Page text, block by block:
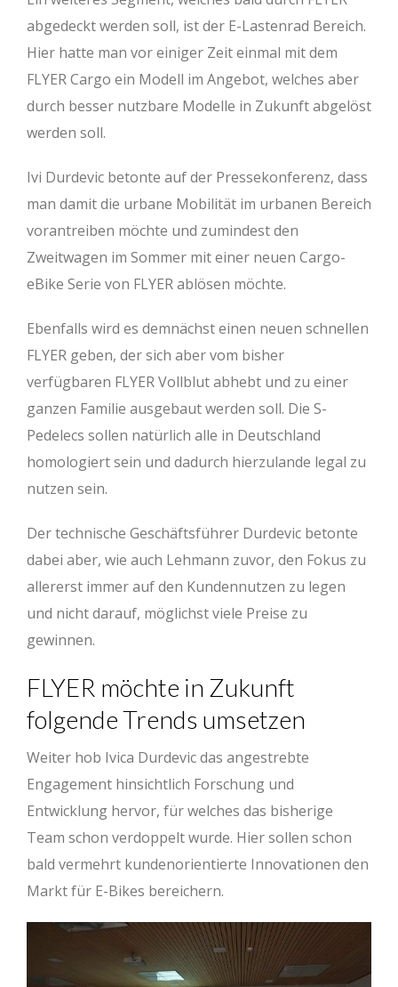
abgedeckt werden soll, ist der E-Lastenrad Bereich.
Hier hatte man vor einiger Zeit einmal mit dem
FLYER Cargo ein Modell im Angebot, welches aber
durch besser nutzbare Modelle in Zukunft abgelöst
werden soll.
Ivi Durdevic betonte auf der Pressekonferenz, dass
man damit die urbane Mobilität im urbanen Bereich
vorantreiben möchte und zumindest den
Zweitwagen im Sommer mit einer neuen Cargo-
eBike Serie von FLYER ablösen möchte.
Ebenfalls wird es demnächst einen neuen schnellen
FLYER geben, der sich aber vom bisher
verfügbaren FLYER Vollblut abhebt und zu einer
ganzen Familie ausgebaut werden soll. Die S-
Pedelecs sollen natürlich alle in Deutschland
homologiert sein und dadurch hierzulande legal zu
nutzen sein.
Der technische Geschäftsführer Durdevic betonte
dabei aber, wie auch Lehmann zuvor, den Fokus zu
allererst immer auf den Kundennutzen zu legen
und nicht darauf, möglichst viele Preise zu
gewinnen.
FLYER möchte in Zukunft
folgende Trends umsetzen
Weiter hob Ivica Durdevic das angestrebte
Engagement hinsichtlich Forschung und
Entwicklung hervor, für welches das bisherige
Team schon verdoppelt wurde. Hier sollen schon
bald vermehrt kundenorientierte Innovationen den
Markt für E-Bikes bereichern.